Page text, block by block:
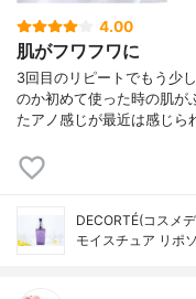
4.00
肌がフワフワに
3回目のリピートでもう少
のか初めて使った時の肌が
たアノ感じが最近は感じら
DECORTÉ(コスメ
モイスチュア リポ